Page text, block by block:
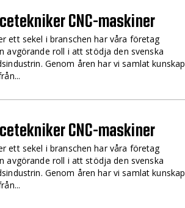
CNC-maskiner
ett sekel i branschen har våra företag
avgörande roll i att stödja den svenska
Genom åren har vi samlat kunskap
CNC-maskiner
ett sekel i branschen har våra företag
avgörande roll i att stödja den svenska
Genom åren har vi samlat kunskap